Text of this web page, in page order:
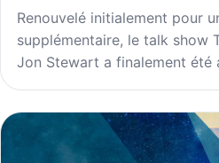
Renouvelé initialement pour
supplémentaire, le talk show
Jon Stewart a finalement été